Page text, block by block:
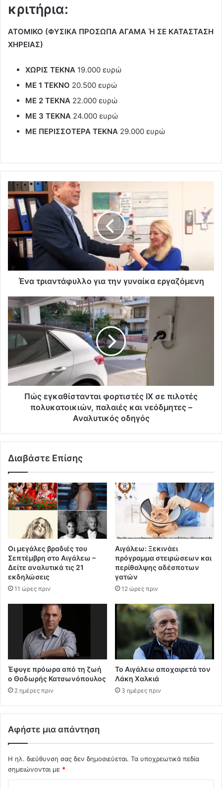
κριτήρια:
ΑΤΟΜΙΚΟ (ΦΥΣΙΚΑ ΠΡΟΣΩΠΑ ΑΓΑΜΑ Ή ΣΕ ΚΑΤΑΣΤΑΣΗ
ΧΗΡΕΙΑΣ)
ΧΩΡΙΣ ΤΕΚΝΑ 19.000 ευρώ
ΜΕ 1 ΤΕΚΝΟ 20.500 ευρώ
ΜΕ 2 ΤΕΚΝΑ 22.000 ευρώ
ΜΕ 3 ΤΕΚΝΑ 24.000 ευρώ
ΜΕ ΠΕΡΙΣΣΟΤΕΡΑ ΤΕΚΝΑ 29.000 ευρώ
Ένα τριαντάφυλλο για την γυναίκα εργαζόμενη
Πώς εγκαθίστανται φορτιστές ΙΧ σε πιλοτές
πολυκατοικιών, παλαιές και νεόδμητες –
Αναλυτικός οδηγός
Διαβάστε Επίσης
Οι μεγάλες βραδιές του
Σεπτέμβρη στο Αιγάλεω –
Δείτε αναλυτικά τις 21
εκδηλώσεις
11 ώρες πριν
Αιγάλεω: Ξεκινάει
πρόγραμμα στειρώσεων και
περίθαλψης αδέσποτων
γατών
12 ώρες πριν
Έφυγε πρόωρα από τη ζωή
ο Θοδωρής Κατσωνόπουλος
2 ημέρες πριν
Το Αιγάλεω αποχαιρετά τον
Λάκη Χαλκιά
3 ημέρες πριν
Αφήστε μια απάντηση
Η ηλ. διεύθυνση σας δεν δημοσιεύεται. Τα υποχρεωτικά πεδία
σημειώνονται με *